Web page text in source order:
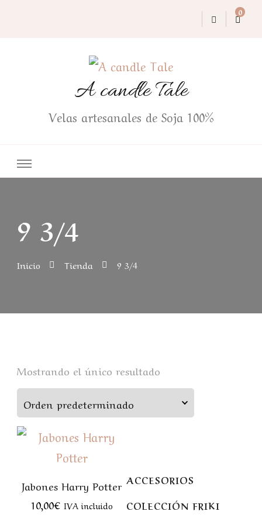
0
A candle Tale
Velas artesanales de Soja 100%
9 3/4
Inicio Tienda 9 3/4
Mostrando el único resultado
Jabones Harry Potter
10,00€ IVA incluido
ACCESORIOS
COLECCIÓN FRIKI